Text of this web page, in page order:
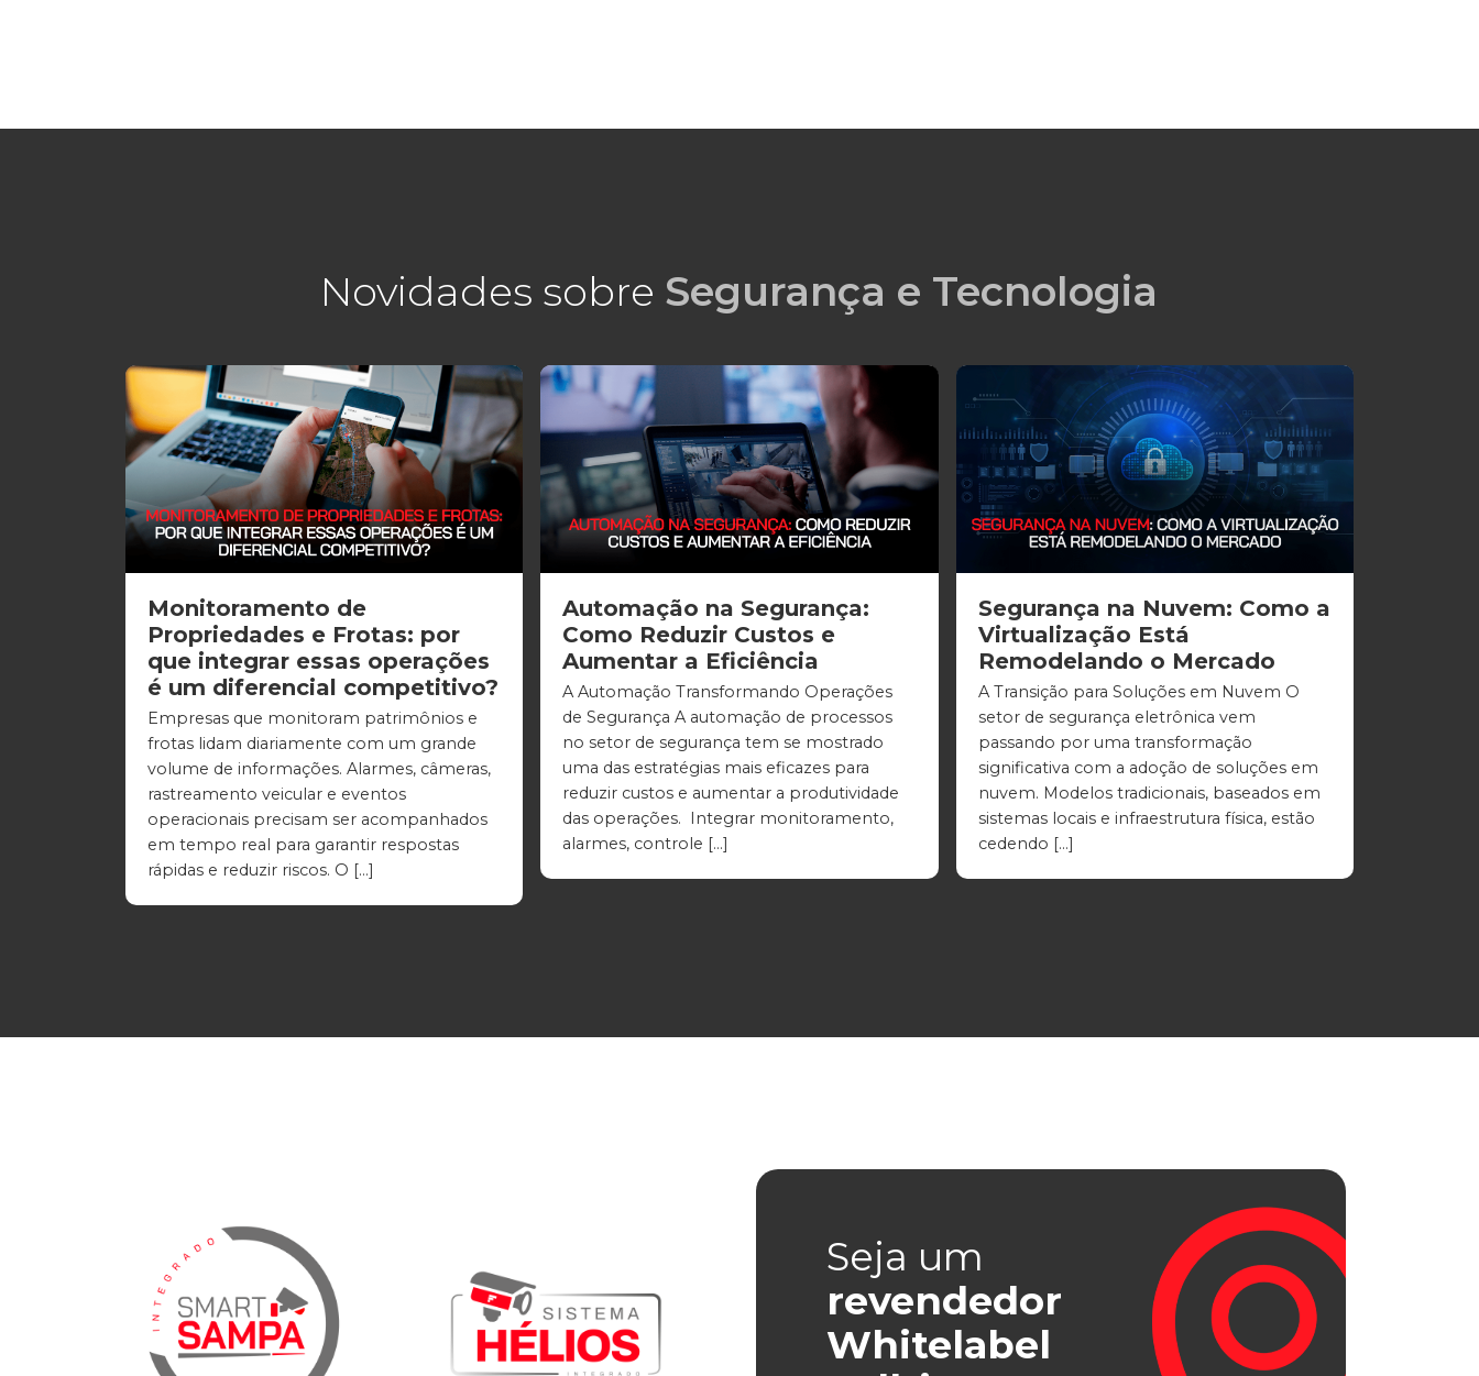
Novidades sobre Segurança e Tecnologia
Monitoramento de
Propriedades e Frotas: por
que integrar essas operações
é um diferencial competitivo?
Empresas que monitoram patrimônios e
frotas lidam diariamente com um grande
volume de informações. Alarmes, câmeras,
rastreamento veicular e eventos
operacionais precisam ser acompanhados
em tempo real para garantir respostas
rápidas e reduzir riscos. O […]
Automação na Segurança:
Como Reduzir Custos e
Aumentar a Eficiência
A Automação Transformando Operações
de Segurança A automação de processos
no setor de segurança tem se mostrado
uma das estratégias mais eficazes para
reduzir custos e aumentar a produtividade
das operações. Integrar monitoramento,
alarmes, controle […]
Segurança na Nuvem: Como a
Virtualização Está
Remodelando o Mercado
A Transição para Soluções em Nuvem O
setor de segurança eletrônica vem
passando por uma transformação
significativa com a adoção de soluções em
nuvem. Modelos tradicionais, baseados em
sistemas locais e infraestrutura física, estão
cedendo […]
Seja um
revendedor
Whitelabel